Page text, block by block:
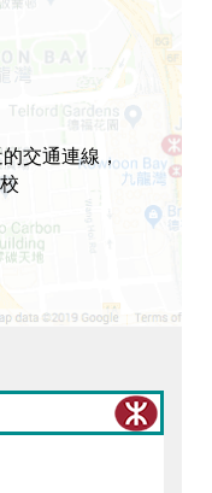
交通連線，